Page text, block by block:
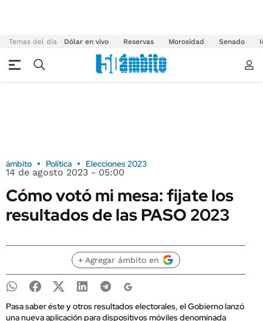
Temas del día Dólar en vivo Reservas Morosidad Senado
ámbito Política Elecciones 2023
14 de agosto 2023 - 05:00
Cómo votó mi mesa: fijate los
resultados de las PASO 2023
+ Agregar ámbito en
Pasa saber éste y otros resultados electorales, el Gobierno lanzó
una nueva aplicación para dispositivos móviles denominada